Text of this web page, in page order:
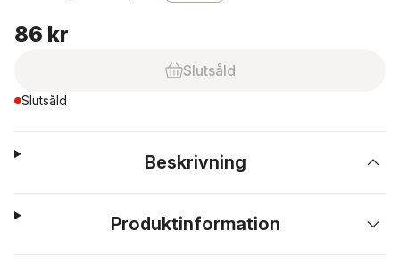
86 kr
Slutsåld
Slutsåld
Beskrivning
Produktinformation